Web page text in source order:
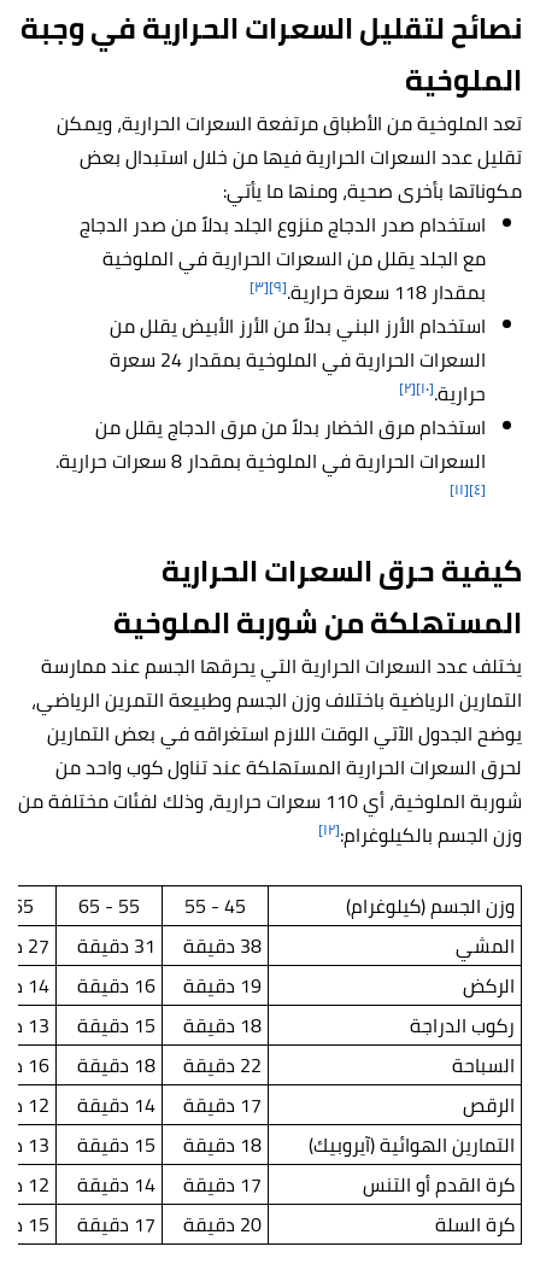
نصائح لتقليل السعرات الحرارية في وجبة
الملوخية
تعد الملوخية من الأطباق مرتفعة السعرات الحرارية، ويمكن
تقليل عدد السعرات الحرارية فيها من خلال استبدال بعض
مكوناتها بأخرى صحية، ومنها ما يأتي:
استخدام صدر الدجاج منزوع الجلد بدلاً من صدر الدجاج
مع الجلد يقلل من السعرات الحرارية في الملوخية
بمقدار 118 سعرة حرارية.
[٩] [٣]
استخدام الأرز البني بدلاً من الأرز الأبيض يقلل من
السعرات الحرارية في الملوخية بمقدار 24 سعرة
حرارية.[١٠] [٢]
استخدام مرق الخضار بدلاً من مرق الدجاج يقلل من
السعرات الحرارية في الملوخية بمقدار 8 سعرات حرارية.
[٤] [١١]
كيفية حرق السعرات الحرارية
المستهلكة من شوربة الملوخية
يختلف عدد السعرات الحرارية التي يحرقها الجسم عند ممارسة
التمارين الرياضية باختلاف وزن الجسم وطبيعة التمرين الرياضي،
يوضح الجدول الآتي الوقت اللازم استغراقه في بعض التمارين
لحرق السعرات الحرارية المستهلكة عند تناول كوب واحد من
شوربة الملوخية، أي 110 سعرات حرارية، وذلك لفئات مختلفة من
وزن الجسم بالكيلوغرام:[١٢]
وزن الجسم (كيلوغرام) 45 - 55
55 - 65
65 - 75
المشي
38 دقيقة 31 دقيقة
27 دقيقة
الركض
19 دقيقة 16 دقيقة
14 دقيقة
ركوب الدراجة
18 دقيقة 15 دقيقة
13 دقيقة
السباحة
22 دقيقة 18 دقيقة
16 دقيقة
الرقص
17 دقيقة 14 دقيقة
12 دقيقة
التمارين الهوائية (آيروبيك)
18 دقيقة 15 دقيقة
13 دقيقة
كرة القدم أو التنس
17 دقيقة 14 دقيقة
12 دقيقة
كرة السلة
20 دقيقة 17 دقيقة 15 دقيقة